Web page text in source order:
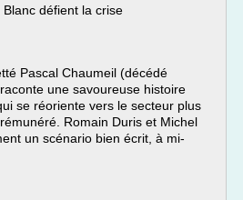
défient la crise
Pascal Chaumeil (décédé
une savoureuse histoire
se réoriente vers le secteur plus
Romain Duris et Michel
un scénario bien écrit, à mi-